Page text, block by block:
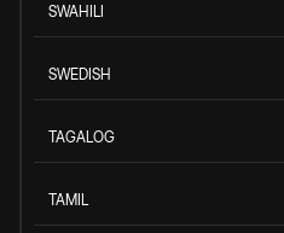
SWAHILI
SWEDISH
TAGALOG
TAMIL